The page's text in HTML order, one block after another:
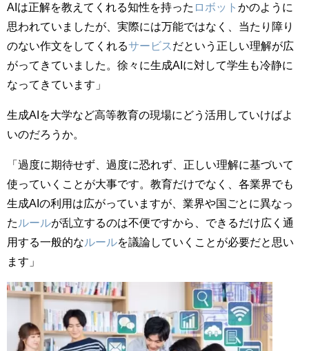
AIは正解を教えてくれる知性を持った ロボット かのように
思われていましたが、実際には万能ではなく、当たり障り
のない作文をしてくれるサービス だという正しい理解が広
がってきていました。徐々に生成AIに対して学生も冷静に
なってきています」
生成AIを大学など高等教育の現場にどう活用していけばよ
いのだろうか。
「過度に期待せず、過度に恐れず、正しい理解に基づいて
使っていくことが大事です。教育だけでなく、各業界でも
生成AIの利用は広がっていますが、業界や国ごとに異なっ
た ルールが乱立するのは不便ですから、できるだけ広く通
用する一般的な ルールを議論していくことが必要だと思い
ます」